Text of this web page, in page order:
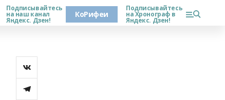
Подписывайтесь
на наш канал
Яндекс. Дзен!
КоРифеи
Подписывайтесь
на Хронограф в
Яндекс. Дзен!